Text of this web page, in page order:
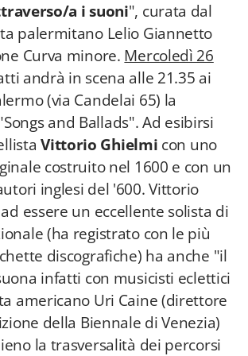
a i suoni", curata dal
palermitano Lelio Giannetto
Curva minore. Mercoledì 26
andrà in scena alle 21.35 ai
(via Candelai 65) la
and Ballads". Ad esibirsi
Vittorio Ghielmi con uno
costruito nel 1600 e con un
inglesi del '600. Vittorio
essere un eccellente solista di
(ha registrato con le più
discografiche) ha anche "il
infatti con musicisti eclettici
americano Uri Caine (direttore
della Biennale di Venezia)
la trasversalità dei percorsi